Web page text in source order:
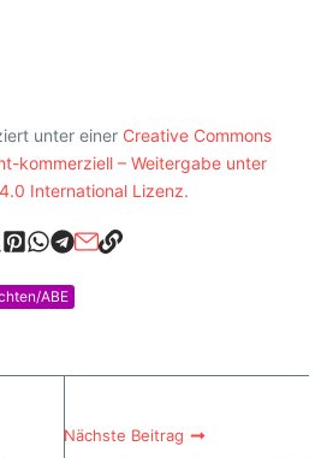
unter einer Creative Commons
kommerziell – Weitergabe unter
International Lizenz.
ABE
Nächste Beitrag